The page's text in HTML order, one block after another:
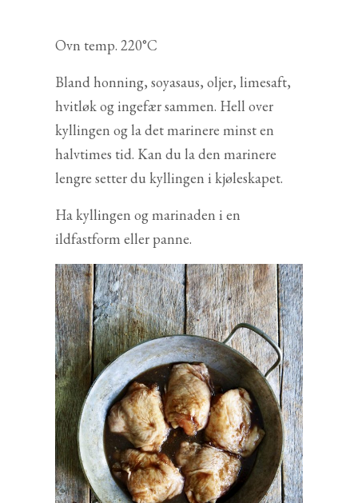
Ovn temp. 220°C
Bland honning, soyasaus, oljer, limesaft,
hvitløk og ingefær sammen. Hell over
kyllingen og la det marinere minst en
halvtimes tid. Kan du la den marinere
lengre setter du kyllingen i kjøleskapet.
Ha kyllingen og marinaden i en
ildfastform eller panne.